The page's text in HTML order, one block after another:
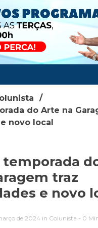
do Arte na
novo local
temporada
traz
e novo
de 2024 in Colunista - 0